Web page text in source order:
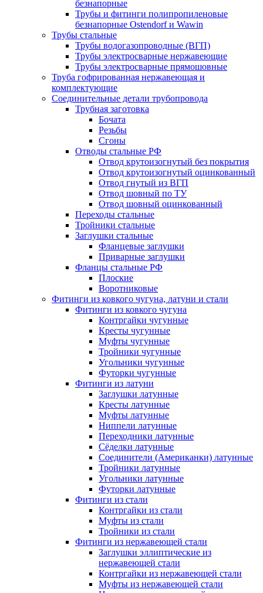
безнапорные
Трубы и фитинги полипропиленовые
безнапорные Ostendorf и Wawin
Трубы стальные
Трубы водогазопроводные (ВГП)
Трубы электросварные нержавеющие
Трубы электросварные прямошовные
Труба гофрированная нержавеющая и
комплектующие
Соединительные детали трубопровода
Трубная заготовка
Бочата
Резьбы
Сгоны
Отводы стальные РФ
Отвод крутоизогнутый без покрытия
Отвод крутоизогнутый оцинкованный
Отвод гнутый из ВГП
Отвод шовный по ТУ
Отвод шовный оцинкованный
Переходы стальные
Тройники стальные
Заглушки стальные
Фланцевые заглушки
Приварные заглушки
Фланцы стальные РФ
Плоские
Воротниковые
Фитинги из ковкого чугуна, латуни и стали
Фитинги из ковкого чугуна
Контргайки чугунные
Кресты чугунные
Муфты чугунные
Тройники чугунные
Угольники чугунные
Футорки чугунные
Фитинги из латуни
Заглушки латунные
Кресты латунные
Муфты латунные
Ниппели латунные
Переходники латунные
Сёделки латунные
Соединители (Американки) латунные
Тройники латунные
Угольники латунные
Футорки латунные
Фитинги из стали
Контргайки из стали
Муфты из стали
Тройники из стали
Фитинги из нержавеющей стали
Заглушки эллиптические из
нержавеющей стали
Контргайки из нержавеющей стали
Муфты из нержавеющей стали